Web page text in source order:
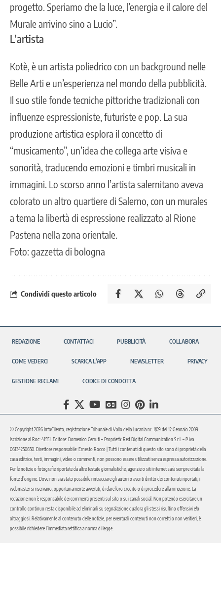
progetto. Speriamo che la luce, l’energia e il calore del
Murale arrivino sino a Lucio”.
L’artista
Kotè, è un artista poliedrico con un background nelle
Belle Arti e un’esperienza nel mondo della pubblicità.
Il suo stile fonde tecniche pittoriche tradizionali con
influenze espressioniste, futuriste e pop. La sua
produzione artistica esplora il concetto di
“musicamento”, un’idea che collega arte visiva e
sonorità, traducendo emozioni e timbri musicali in
immagini. Lo scorso anno l’artista salernitano aveva
colorato un altro quartiere di Salerno, con un murales
a tema la libertà di espressione realizzato al Rione
Pastena nella zona orientale.
Foto: gazzetta di bologna
Condividi questo articolo
REDAZIONE CONTATTACI PUBBLICITÀ COLLABORA
COME VEDERCI SCARICA L’APP NEWSLETTER PRIVACY
GESTIONE RECLAMI CODICE DI CONDOTTA
© Copyright 2026 InfoCilento, registrazione Tribunale di Vallo della Lucania nr. 1/09 del 12 Gennaio 2009.
Iscrizione al Roc: 41551. Editore: Domenico Cerruti – Proprietà: Red Digital Communication S.r.l. – P.iva
06134250650. Direttore responsabile: Ernesto Rocco | Tutti i contenuti di questo sito sono di proprietà della
casa editrice, testi, immagini, video o commenti, non possono essere utilizzati senza espressa autorizzazione.
Per le notizie o fotografie riportate da altre testate giornalistiche, agenzie o siti internet sarà sempre citata la
fonte d’origine. Dove non sia stato possibile rintracciare gli autori o aventi diritto dei contenuti riportati, i
webmaster si riservano, opportunamente avvertiti, di dare loro credito o di procedere alla rimozione. La
redazione non è responsabile dei commenti presenti sul sito o sui canali social. Non potendo esercitare un
controllo continuo resta disponibile ad eliminarli su segnalazione qualora gli stessi risultino offensivi e/o
oltraggiosi. Relativamente al contenuto delle notizie, per eventuali contenuti non corretti o non veritieri, è
possibile richiedere l’immediata rettifica a norma di legge.